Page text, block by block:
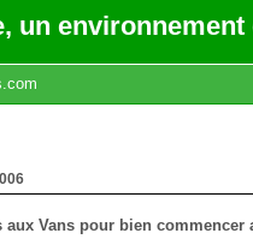
un
aux Vans pour bien commencer